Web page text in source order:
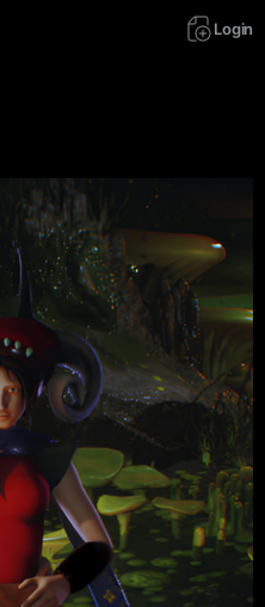
Login